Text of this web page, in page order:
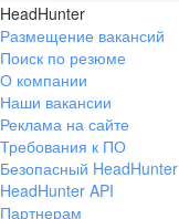
HeadHunter
Размещение вакансий
Поиск по резюме
О компании
Наши вакансии
Реклама на сайте
Требования к ПО
Безопасный HeadHunter
HeadHunter API
Партнерам